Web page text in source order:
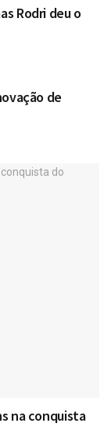
Rodri deu o
de
na conquista